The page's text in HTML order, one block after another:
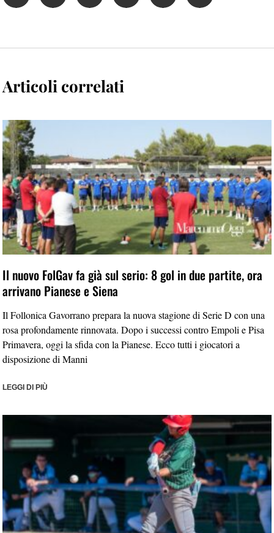
Articoli correlati
Il nuovo FolGav fa già sul serio: 8 gol in due partite, ora
arrivano Pianese e Siena
Il Follonica Gavorrano prepara la nuova stagione di Serie D con una
rosa profondamente rinnovata. Dopo i successi contro Empoli e Pisa
Primavera, oggi la sfida con la Pianese. Ecco tutti i giocatori a
disposizione di Manni
LEGGI DI PIÙ